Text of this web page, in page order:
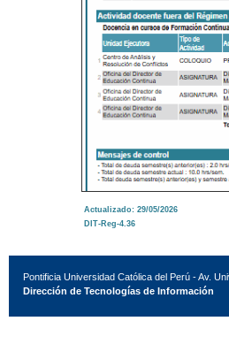
Actualizado: 29/05/2026
DIT-Reg-4.36
Pontificia Universidad Católica del Perú - Av.
Dirección de Tecnologías de Información